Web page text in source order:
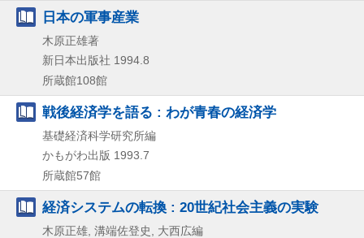
日本の軍事産業
木原正雄著
新日本出版社 1994.8
所蔵館108館
戦後経済学を語る : わが青春の経済学
基礎経済科学研究所編
かもがわ出版 1993.7
所蔵館57館
経済システムの転換 : 20世紀社会主義の実験
木原正雄, 溝端佐登史, 大西広編